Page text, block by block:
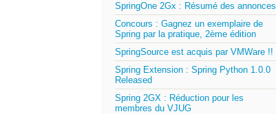
SpringOne 2Gx : Résumé des annonces
Concours : Gagnez un exemplaire de
Spring par la pratique, 2ème édition
SpringSource est acquis par VMWare !!
Spring Extension : Spring Python 1.0.0
Released
Spring 2GX : Réduction pour les
membres du VJUG